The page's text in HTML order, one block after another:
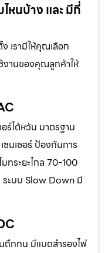
หนบ้าง และ มีกี่
เรามีให้คุณเลือก
งานของคุณลูกค้าให้
ร์ไต้หวัน มาตรฐาน
ซนเซอร์ ป้องกันการ
ทระยะไกล 70-100
ระบบ Slow Down มี
นถึกทน มีแบตสำรองไฟ